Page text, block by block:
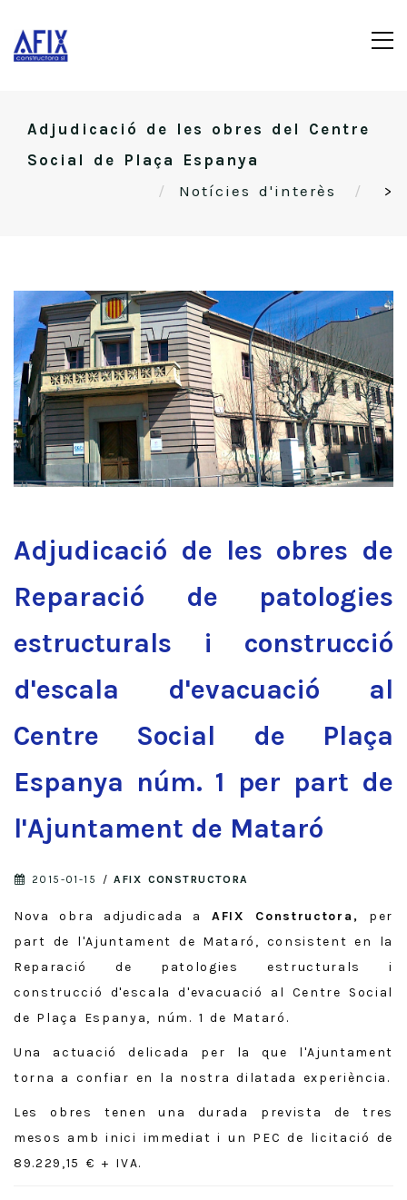
Adjudicació de les obres del Centre
Social de Plaça Espanya
>
Notícies d'interès
Adjudicació de les obres de
Reparació de patologies
estructurals i construcció
d'escala d'evacuació al
Centre Social de Plaça
Espanya núm. 1 per part de
l'Ajuntament de Mataró
2015-01-15 / AFIX CONSTRUCTORA
Nova obra adjudicada a AFIX Constructora, per
part de l'Ajuntament de Mataró, consistent en la
Reparació de patologies estructurals i
construcció d'escala d'evacuació al Centre Social
de Plaça Espanya, núm. 1 de Mataró.
Una actuació delicada per la que l'Ajuntament
torna a confiar en la nostra dilatada experiència.
Les obres tenen una durada prevista de tres
mesos amb inici immediat i un PEC de licitació de
89.229,15 € + IVA.